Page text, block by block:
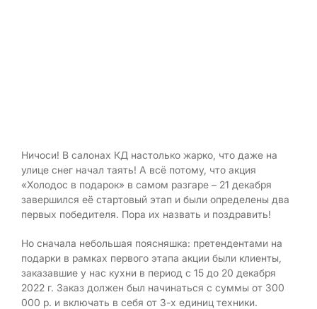
Ничоси! В салонах КД настолько жарко, что даже на
улице снег начал таять! А всё потому, что акция
«Холодос в подарок» в самом разгаре – 21 декабря
завершился её стартовый этап и были определены два
первых победителя. Пора их назвать и поздравить!
Но сначала небольшая поясняшка: претендентами на
подарки в рамках первого этапа акции были клиенты,
заказавшие у нас кухни в период с 15 до 20 декабря
2022 г. Заказ должен был начинаться с суммы от 300
000 р. и включать в себя от 3-х единиц техники.